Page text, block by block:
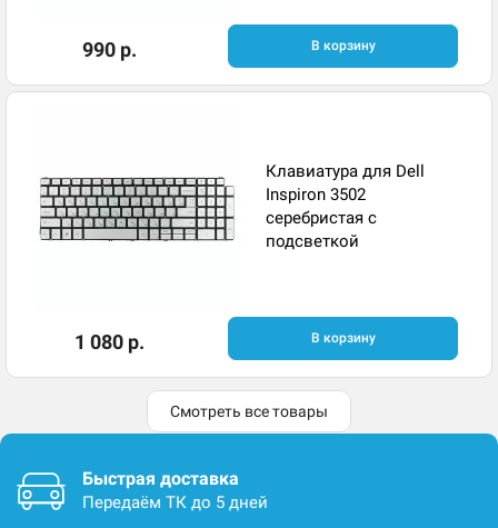
990 р. В корзину
Клавиатура для Dell
Inspiron 3502
серебристая с
подсветкой
1 080 р. В корзину
Смотреть все товары
Быстрая доставка
Передаём ТК до 5 дней